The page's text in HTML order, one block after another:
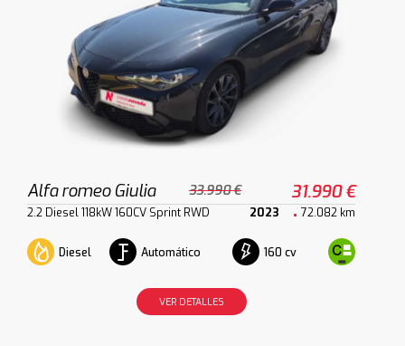
Alfa romeo Giulia 33.990 € 31.990 €
2.2 Diesel 118kW 160CV Sprint RWD 2023 72.082 km
Diesel Automático 160 cv
VER DETALLES